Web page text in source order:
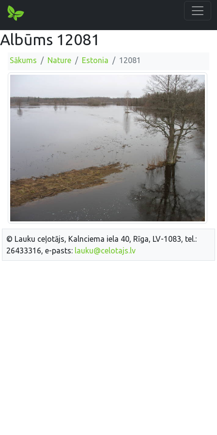
Albūms 12081
Sākums Nature Estonia 12081
© Lauku ceļotājs, Kalnciema iela 40, Rīga, LV-1083, tel.:
26433316, e-pasts: lauku@celotajs.lv